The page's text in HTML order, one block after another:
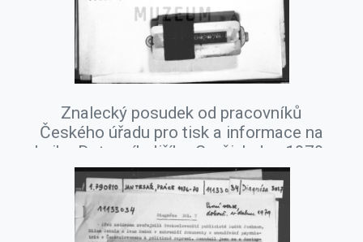
Znalecký posudek od pracovníků
Českého úřadu pro tisk a informace na
knihu Dotazník Jiřího Gruši, leden 1979.